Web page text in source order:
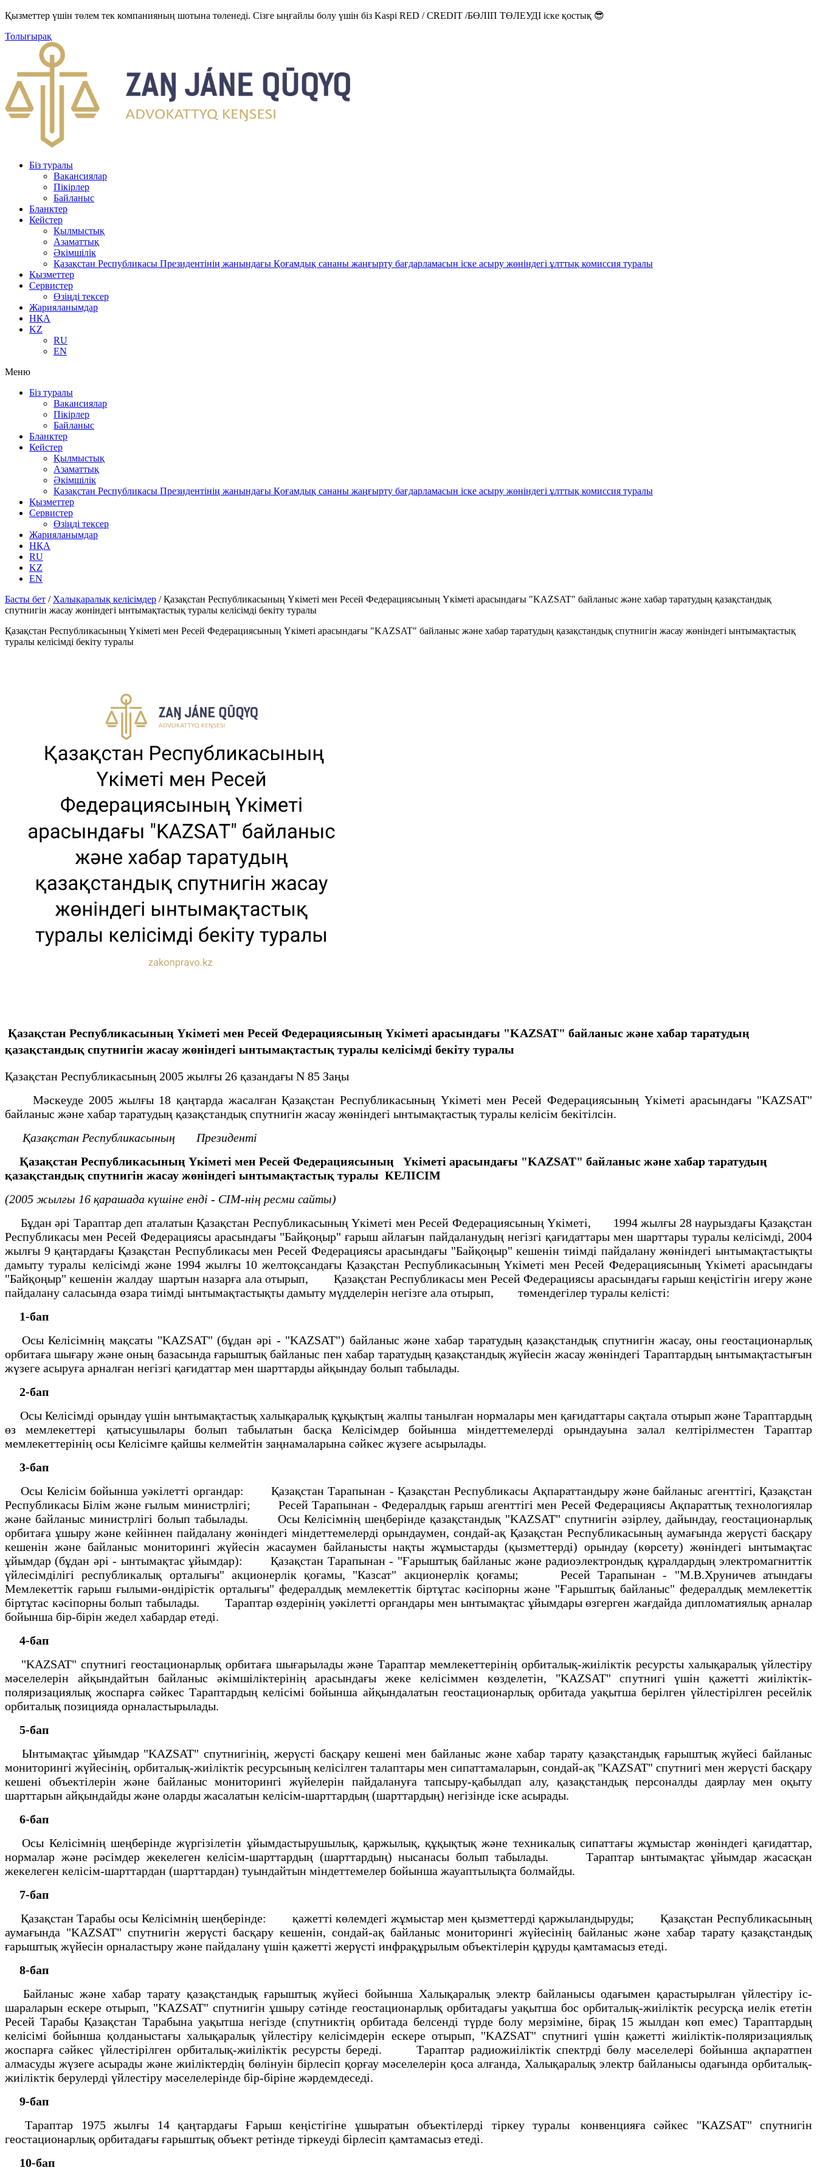
Қызметтер үшін төлем тек компанияның шотына төленеді. Сізге ыңғайлы болу үшін біз Kaspi RED / CREDIT /БӨЛІП ТӨЛЕУДІ іске қостық 😎
Толығырақ
Біз туралы
Вакансиялар
Пікірлер
Байланыс
Бланктер
Кейстер
Қылмыстық
Азаматтық
Әкімшілік
Қазақстан Республикасы Президентінің жанындағы Қоғамдық сананы жаңғырту бағдарламасын іске асыру жөніндегі ұлттық комиссия туралы
Қызметтер
Сервистер
Өзіңді тексер
Жарияланымдар
НҚА
KZ
RU
EN
Меню
Біз туралы
Вакансиялар
Пікірлер
Байланыс
Бланктер
Кейстер
Қылмыстық
Азаматтық
Әкімшілік
Қазақстан Республикасы Президентінің жанындағы Қоғамдық сананы жаңғырту бағдарламасын іске асыру жөніндегі ұлттық комиссия туралы
Қызметтер
Сервистер
Өзіңді тексер
Жарияланымдар
НҚА
RU
KZ
EN
Басты бет / Халықаралық келісімдер /Қазақстан Республикасының Үкіметі мен Ресей Федерациясының Үкіметі арасындағы "KAZSAT" байланыс және хабар таратудың қазақстандық
спутнигін жасау жөніндегі ынтымақтастық туралы келісімді бекіту туралы
Қазақстан Республикасының Үкіметі мен Ресей Федерациясының Үкіметі арасындағы "KAZSAT" байланыс және хабар таратудың қазақстандық спутнигін жасау жөніндегі ынтымақтастық
туралы келісімді бекіту туралы
Қазақстан Республикасының Үкіметі мен Ресей Федерациясының Үкіметі арасындағы "KAZSAT" байланыс және хабар таратудың
қазақстандық спутнигін жасау жөніндегі ынтымақтастық туралы келісімді бекіту туралы
Қазақстан Республикасының 2005 жылғы 26 қазандағы N 85 Заңы
Мәскеуде 2005 жылғы 18 қаңтарда жасалған Қазақстан Республикасының Үкіметі мен Ресей Федерациясының Үкіметі арасындағы "KAZSAT"
байланыс және хабар таратудың қазақстандық спутнигін жасау жөніндегі ынтымақтастық туралы келісім бекітілсін.
Қазақстан Республикасының
Президенті
Қазақстан Республикасының Үкiметi мен Ресей Федерациясының
Үкiметi арасындағы "KAZSAT" байланыс және хабар таратудың
қазақстандық спутнигiн жасау жөнiндегi ынтымақтастық туралы КЕЛIСIМ
(2005 жылғы 16 қарашада күшіне енді - СІМ-нің ресми сайты)
Бұдан әрi Тараптар деп аталатын Қазақстан Республикасының Үкiметi мен Ресей Федерациясының Үкiметi, 1994 жылғы 28 наурыздағы Қазақстан
Республикасы мен Ресей Федерациясы арасындағы "Байқоңыр" ғарыш айлағын пайдаланудың негiзгi қағидаттары мен шарттары туралы келiсiмдi, 2004
жылғы 9 қаңтардағы Қазақстан Республикасы мен Ресей Федерациясы арасындағы "Байқоңыр" кешенiн тиiмдi пайдалану жөнiндегi ынтымақтастықты
дамыту туралы келiсiмдi және 1994 жылғы 10 желтоқсандағы Қазақстан Республикасының Үкiметi мен Ресей Федерациясының Үкiметi арасындағы
"Байқоңыр" кешенiн жалдау шартын назарға ала отырып, Қазақстан Республикасы мен Ресей Федерациясы арасындағы ғарыш кеңiстiгiн игеру және
пайдалану саласында өзара тиiмдi ынтымақтастықты дамыту мүдделерiн негiзге ала отырып, төмендегiлер туралы келiстi:
1-бап
Осы Келiсiмнiң мақсаты "KAZSAT" (бұдан әрi - "KAZSAT") байланыс және хабар таратудың қазақстандық спутнигiн жасау, оны геостационарлық
орбитаға шығару және оның базасында ғарыштық байланыс пен хабар таратудың қазақстандық жүйесiн жасау жөнiндегi Тараптардың ынтымақтастығын
жүзеге асыруға арналған негiзгi қағидаттар мен шарттарды айқындау болып табылады.
2-бап
Осы Келiсiмдi орындау үшiн ынтымақтастық халықаралық құқықтың жалпы танылған нормалары мен қағидаттары сақтала отырып және Тараптардың
өз мемлекеттерi қатысушылары болып табылатын басқа Келiсiмдер бойынша мiндеттемелердi орындауына залал келтiрiлместен Тараптар
мемлекеттерiнiң осы Келiсiмге қайшы келмейтiн заңнамаларына сәйкес жүзеге асырылады.
3-бап
Осы Келiсiм бойынша уәкiлеттi органдар: Қазақстан Тарапынан - Қазақстан Республикасы Ақпараттандыру және байланыс агенттiгi, Қазақстан
Республикасы Бiлiм және ғылым министрлiгi; Ресей Тарапынан - Федералдық ғарыш агенттiгi мен Ресей Федерациясы Ақпараттық технологиялар
және байланыс министрлiгi болып табылады. Осы Келiсiмнiң шеңберiнде қазақстандық "KAZSAT" спутнигiн әзiрлеу, дайындау, геостационарлық
орбитаға ұшыру және кейiннен пайдалану жөнiндегi мiндеттемелердi орындаумен, сондай-ақ Қазақстан Республикасының аумағында жерүстi басқару
кешенiн және байланыс мониторингi жүйесiн жасаумен байланысты нақты жұмыстарды (қызметтердi) орындау (көрсету) жөнiндегi ынтымақтас
ұйымдар (бұдан әрi - ынтымақтас ұйымдар): Қазақстан Тарапынан - "Ғарыштық байланыс және радиоэлектрондық құралдардың электромагниттiк
үйлесiмдiлiгi республикалық орталығы" акционерлiк қоғамы, "Казсат" акционерлiк қоғамы; Ресей Тарапынан - "М.В.Хруничев атындағы
Мемлекеттiк ғарыш ғылыми-өндiрiстiк орталығы" федералдық мемлекеттiк бiртұтас кәсiпорны және "Ғарыштық байланыс" федералдық мемлекеттiк
бiртұтас кәсiпорны болып табылады. Тараптар өздерiнiң уәкiлеттi органдары мен ынтымақтас ұйымдары өзгерген жағдайда дипломатиялық арналар
бойынша бiр-бiрiн жедел хабардар етедi.
4-бап
"KAZSAT" спутнигi геостационарлық орбитаға шығарылады және Тараптар мемлекеттерiнiң орбиталық-жиiлiктiк ресурсты халықаралық үйлестiру
мәселелерiн айқындайтын байланыс әкiмшiлiктерiнiң арасындағы жеке келiсiммен көзделетiн, "KAZSAT" спутнигi үшiн қажеттi жиiлiктiк-
поляризациялық жоспарға сәйкес Тараптардың келiсiмi бойынша айқындалатын геостационарлық орбитада уақытша берiлген үйлестiрiлген ресейлiк
орбиталық позицияда орналастырылады.
5-бап
Ынтымақтас ұйымдар "KAZSAT" спутнигінің, жерүстi басқару кешенi мен байланыс және хабар тарату қазақстандық ғарыштық жүйесi байланыс
мониторингi жүйесiнiң, орбиталық-жиiлiктiк ресурсының келiсiлген талаптары мен сипаттамаларын, сондай-ақ "KAZSAT" спутнигi мен жерүстi басқару
кешенi объектiлерiн және байланыс мониторингi жүйелерiн пайдалануға тапсыру-қабылдап алу, қазақстандық персоналды даярлау мен оқыту
шарттарын айқындайды және оларды жасалатын келiсiм-шарттардың (шарттардың) негiзiнде iске асырады.
6-бап
Осы Келiсiмнiң шеңберiнде жүргiзiлетiн ұйымдастырушылық, қаржылық, құқықтық және техникалық сипаттағы жұмыстар жөнiндегi қағидаттар,
нормалар және рәсiмдер жекелеген келiсiм-шарттардың (шарттардың) нысанасы болып табылады. Тараптар ынтымақтас ұйымдар жасасқан
жекелеген келiсiм-шарттардан (шарттардан) туындайтын мiндеттемелер бойынша жауаптылықта болмайды.
7-бап
Қазақстан Тарабы осы Келiсiмнiң шеңберiнде: қажеттi көлемдегi жұмыстар мен қызметтердi қаржыландыруды; Қазақстан Республикасының
аумағында "KAZSAT" спутнигiн жерүстi басқару кешенiн, сондай-ақ байланыс мониторингi жүйесiнiң байланыс және хабар тарату қазақстандық
ғарыштық жүйесiн орналастыру және пайдалану үшiн қажеттi жерүстi инфрақұрылым объектiлерiн құруды қамтамасыз етедi.
8-бап
Байланыс және хабар тарату қазақстандық ғарыштық жүйесi бойынша Халықаралық электр байланысы одағымен қарастырылған үйлестiру iс-
шараларын ескере отырып, "KAZSAT" спутнигiн ұшыру сәтiнде геостационарлық орбитадағы уақытша бос орбиталық-жиiлiктiк ресурсқа иелiк ететiн
Ресей Тарабы Қазақстан Тарабына уақытша негiзде (спутниктiң орбитада белсендi түрде болу мерзiмiне, бiрақ 15 жылдан көп емес) Тараптардың
келiсiмi бойынша қолданыстағы халықаралық үйлестiру келiсiмдерiн ескере отырып, "KAZSAT" спутнигi үшiн қажеттi жиiлiктiк-поляризациялық
жоспарға сәйкес үйлестiрiлген орбиталық-жиiлiктiк ресурсты бередi. Тараптар радиожиiлiктiк спектрдi бөлу мәселелерi бойынша ақпаратпен
алмасуды жүзеге асырады және жиiлiктердiң бөлiнуiн бiрлесiп қорғау мәселелерiн қоса алғанда, Халықаралық электр байланысы одағында орбиталық-
жиiлiктiк берулердi үйлестiру мәселелерiнде бiр-бiрiне жәрдемдеседi.
9-бап
Тараптар 1975 жылғы 14 қаңтардағы Ғарыш кеңiстiгiне ұшыратын объектiлердi тiркеу туралы конвенцияға сәйкес "KAZSAT" спутнигiн
геостационарлық орбитадағы ғарыштық объект ретiнде тiркеудi бiрлесiп қамтамасыз етедi.
10-бап